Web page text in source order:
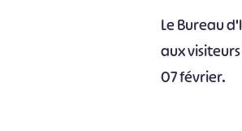
Le Bureau
aux
07 février.